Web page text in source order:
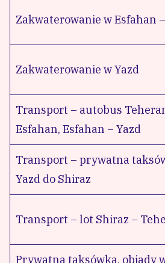
Zakwaterowanie w Esfahan
Zakwaterowanie w Yazd
Transport – autobus
Esfahan, Esfahan – Yazd
Transport – prywatna
Yazd do Shiraz
Transport – lot Shiraz –
Prywatna taksówka, obiady